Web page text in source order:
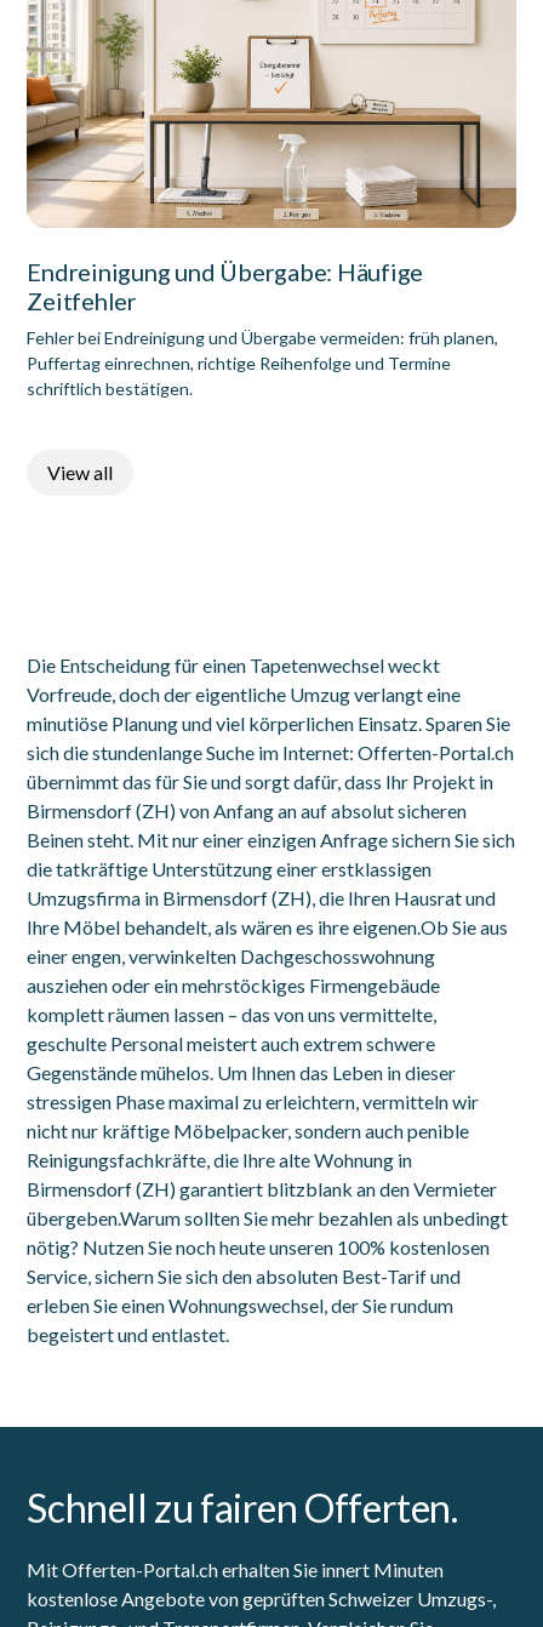
Endreinigung und Übergabe: Häufige
Zeitfehler
Fehler bei Endreinigung und Übergabe vermeiden: früh planen,
Puffertag einrechnen, richtige Reihenfolge und Termine
schriftlich bestätigen.
View all
Die Entscheidung für einen Tapetenwechsel weckt
Vorfreude, doch der eigentliche Umzug verlangt eine
minutiöse Planung und viel körperlichen Einsatz. Sparen Sie
sich die stundenlange Suche im Internet: Offerten-Portal.ch
übernimmt das für Sie und sorgt dafür, dass Ihr Projekt in
Birmensdorf (ZH) von Anfang an auf absolut sicheren
Beinen steht. Mit nur einer einzigen Anfrage sichern Sie sich
die tatkräftige Unterstützung einer erstklassigen
Umzugsfirma in Birmensdorf (ZH), die Ihren Hausrat und
Ihre Möbel behandelt, als wären es ihre eigenen.Ob Sie aus
einer engen, verwinkelten Dachgeschosswohnung
ausziehen oder ein mehrstöckiges Firmengebäude
komplett räumen lassen – das von uns vermittelte,
geschulte Personal meistert auch extrem schwere
Gegenstände mühelos. Um Ihnen das Leben in dieser
stressigen Phase maximal zu erleichtern, vermitteln wir
nicht nur kräftige Möbelpacker, sondern auch penible
Reinigungsfachkräfte, die Ihre alte Wohnung in
Birmensdorf (ZH) garantiert blitzblank an den Vermieter
übergeben.Warum sollten Sie mehr bezahlen als unbedingt
nötig? Nutzen Sie noch heute unseren 100% kostenlosen
Service, sichern Sie sich den absoluten Best-Tarif und
erleben Sie einen Wohnungswechsel, der Sie rundum
begeistert und entlastet.
Schnell zu fairen Offerten.
Mit Offerten-Portal.ch erhalten Sie innert Minuten
kostenlose Angebote von geprüften Schweizer Umzugs-,